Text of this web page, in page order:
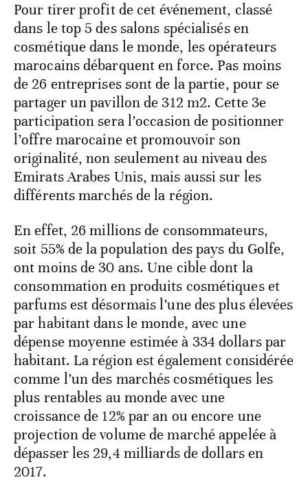
Pour tirer profit de cet événement, classé
dans le top 5 des salons spécialisés en
cosmétique dans le monde, les opérateurs
marocains débarquent en force. Pas moins
de 26 entreprises sont de la partie, pour se
partager un pavillon de 312 m2. Cette 3e
participation sera l’occasion de positionner
l’offre marocaine et promouvoir son
originalité, non seulement au niveau des
Emirats Arabes Unis, mais aussi sur les
différents marchés de la région.
En effet, 26 millions de consommateurs,
soit 55% de la population des pays du Golfe,
ont moins de 30 ans. Une cible dont la
consommation en produits cosmétiques et
parfums est désormais l’une des plus élevées
par habitant dans le monde, avec une
dépense moyenne estimée à 334 dollars par
habitant. La région est également considérée
comme l’un des marchés cosmétiques les
plus rentables au monde avec une
croissance de 12% par an ou encore une
projection de volume de marché appelée à
dépasser les 29,4 milliards de dollars en
2017.